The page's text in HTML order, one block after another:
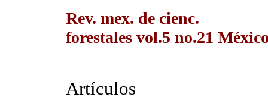
Rev. mex. de cienc.
forestales vol.5 no.21
Artículos